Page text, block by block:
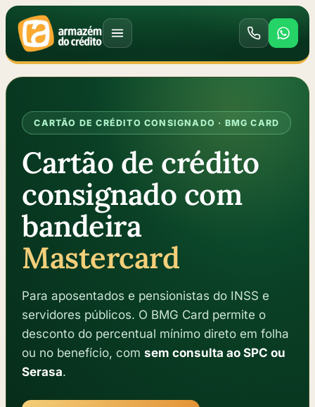
CARTÃO DE CRÉDITO CONSIGNADO · BMG CARD
Cartão de crédito
consignado com
bandeira
Mastercard
Para aposentados e pensionistas do INSS e
servidores públicos. O BMG Card permite o
desconto do percentual mínimo direto em folha
ou no benefício, comsem consulta ao SPC ou
Serasa.